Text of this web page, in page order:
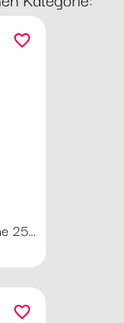
25...
favorite_border
favorite_border